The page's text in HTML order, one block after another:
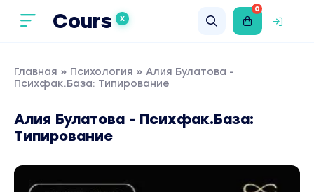
Cours X
0
Главная » Психология » Алия Булатова -
Психфак.База: Типирование
Алия Булатова - Психфак.База:
Типирование